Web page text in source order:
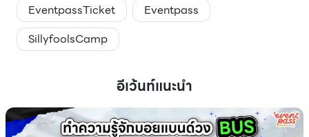
EventpassTicket
Eventpass
SillyfoolsCamp
อีเว้นท์แนะนำ